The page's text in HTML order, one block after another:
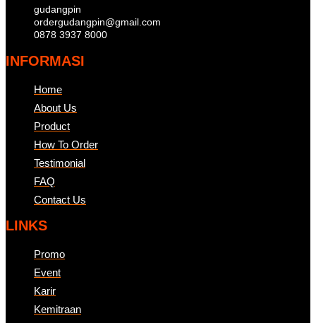
gudangpin
ordergudangpin@gmail.com
0878 3937 8000
INFORMASI
Home
About Us
Product
How To Order
Testimonial
FAQ
Contact Us
LINKS
Promo
Event
Karir
Kemitraan